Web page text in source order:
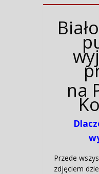
na
Przede
zdjęciem